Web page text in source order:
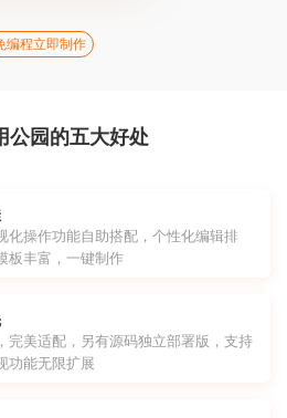
编程立即制作
公园的五大好处
化操作功能自助搭配，个性化编辑排
板丰富，一键制作
完美适配，另有源码独立部署版，支持
功能无限扩展